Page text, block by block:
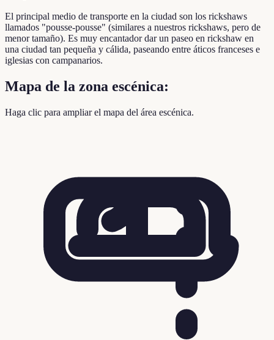
El principal medio de transporte en la ciudad son los rickshaws
llamados "pousse-pousse" (similares a nuestros rickshaws, pero de
menor tamaño). Es muy encantador dar un paseo en rickshaw en
una ciudad tan pequeña y cálida, paseando entre áticos franceses e
iglesias con campanarios.
Mapa de la zona escénica:
Haga clic para ampliar el mapa del área escénica.